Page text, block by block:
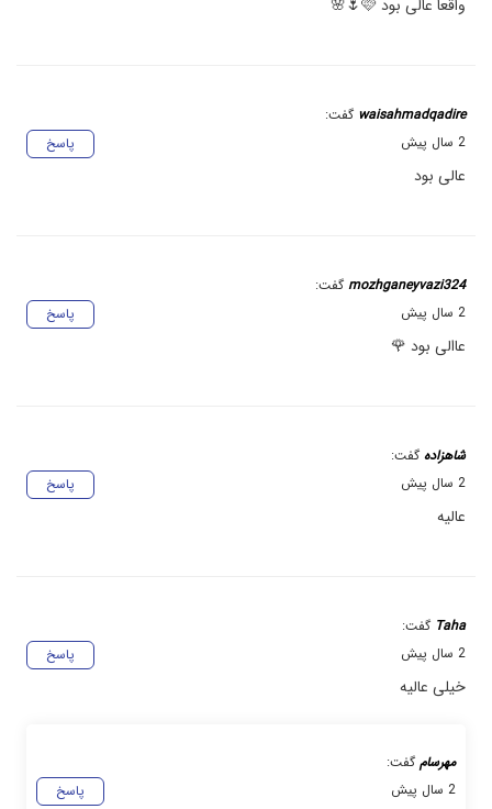
واقعا عالی بود 🩷🌷🌸
waisahmadqadire گفت:
پاسخ
2 سال پیش
عالی بود
mozhganeyvazi324 گفت:
پاسخ
2 سال پیش
عاالی بود 🌹
شاهزاده گفت:
پاسخ
2 سال پیش
عالیه
Taha گفت:
پاسخ
2 سال پیش
خیلی عالیه
مهرسام گفت:
پاسخ
2 سال پیش